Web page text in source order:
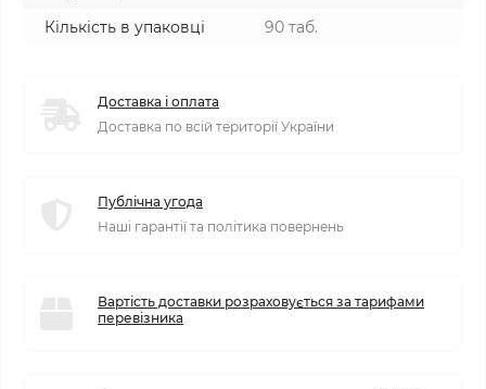
Кількість в упаковці
90 таб.
Доставка і оплата
Доставка по всій території України
Публічна угода
Наші гарантії та політика повернень
Вартість доставки розраховується за тарифами
перевізника